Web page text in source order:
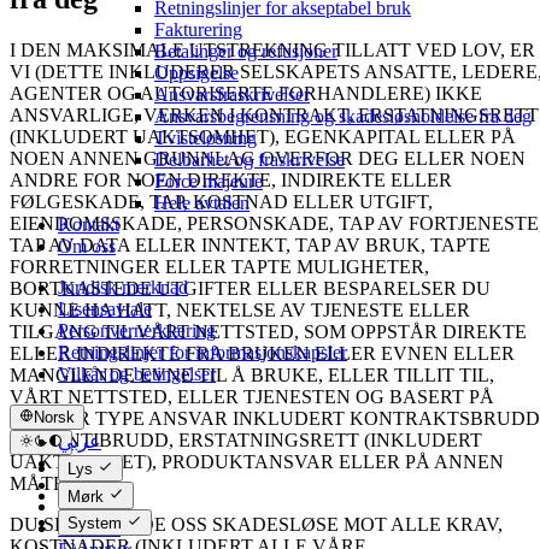
Retningslinjer for akseptabel bruk
Fakturering
Betalinger og refusjoner
Oppsigelse
Ansvarsfraskrivelser
Ansvarsbegrensning og skadesløsholdelse fra deg
Tvisteløsning
Delbarhet og fraskrivelse
Force majeure
Hele avtalen
Kontakt
Om oss
Juridisk merknad
Lisensavtale
Personvernerklæring
Retningslinjer for informasjonskapsler
Vilkår og betingelser
Norsk
عربي
Català
Čeština
Dansk
Deutsch
Lys
Mørk
System
I DEN MAKSIMALE UTSTREKNING TILLATT VED LOV, ER
VI (DETTE INKLUDERER SELSKAPETS ANSATTE,
AGENTER OG AUTORISERTE FORHANDLERE) IKKE
ANSVARLIGE, VERKEN I KONTRAKT, ERSTATNINGSRETT
(INKLUDERT UAKTSOMHET), EGENKAPITAL ELLER PÅ
NOEN ANNEN GRUNNLAG OVERFOR DEG ELLER NOEN
ANDRE FOR NOEN DIREKTE, INDIREKTE ELLER
FØLGESKADE, TAP, KOSTNAD ELLER UTGIFT,
EIENDOMSSKADE, PERSONSKADE, TAP AV
TAP AV DATA ELLER INNTEKT, TAP AV BRUK, TAPTE
FORRETNINGER ELLER TAPTE MULIGHETER,
BORTKASTEDE UTGIFTER ELLER BESPARELSER DU
KUNNE HA HATT, NEKTELSE AV TJENESTE ELLER
TILGANG TIL VÅRT NETTSTED, SOM OPPSTÅR DIREKTE
ELLER INDIREKTE FRA BRUKEN ELLER EVNEN ELLER
MANGLENDE EVNE TIL Å BRUKE, ELLER TILLIT TIL,
VÅRT NETTSTED, ELLER TJENESTEN OG BASERT PÅ
ENHVER TYPE ANSVAR INKLUDERT
GARANTIBRUDD, ERSTATNINGSRETT (INKLUDERT
UAKTSOMHET), PRODUKTANSVAR ELLER PÅ ANNEN
MÅTE.
DU SKAL HOLDE OSS SKADESLØSE MOT ALLE KRAV,